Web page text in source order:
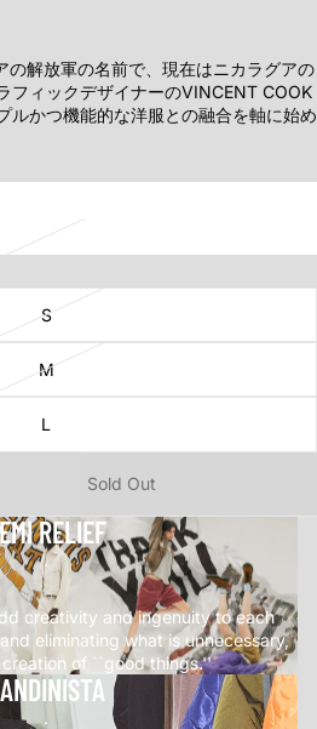
の解放軍の名前で、現在はニカラグアの
フィックデザイナーのVINCENT COOK
ルかつ機能的な洋服との融合を軸に始め
S
M
L
Sold Out
RELIEF
.
creativity and ingenuity to each
eliminating what is unnecessary,
of ``good things.''
.